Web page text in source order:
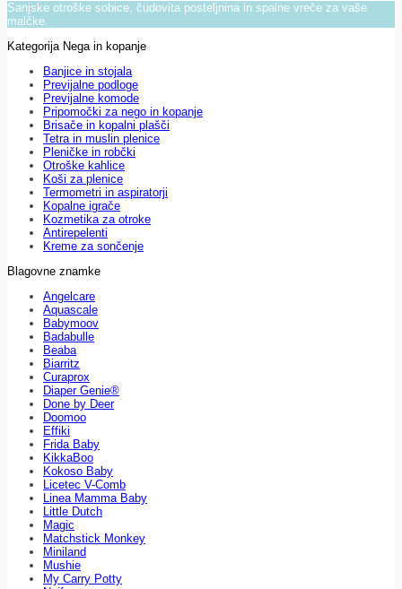
Sanjske otroške sobice, čudovita posteljnina in spalne vreče za vaše
malčke.
Kategorija Nega in kopanje
Banjice in stojala
Previjalne podloge
Previjalne komode
Pripomočki za nego in kopanje
Brisače in kopalni plašči
Tetra in muslin plenice
Pleničke in robčki
Otroške kahlice
Koši za plenice
Termometri in aspiratorji
Kopalne igrače
Kozmetika za otroke
Antirepelenti
Kreme za sončenje
Blagovne znamke
Angelcare
Aquascale
Babymoov
Badabulle
Beaba
Biarritz
Curaprox
Diaper Genie®
Done by Deer
Doomoo
Effiki
Frida Baby
KikkaBoo
Kokoso Baby
Licetec V-Comb
Linea Mamma Baby
Little Dutch
Magic
Matchstick Monkey
Miniland
Mushie
My Carry Potty